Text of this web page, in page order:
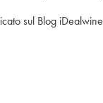
sul Blog iDealwine